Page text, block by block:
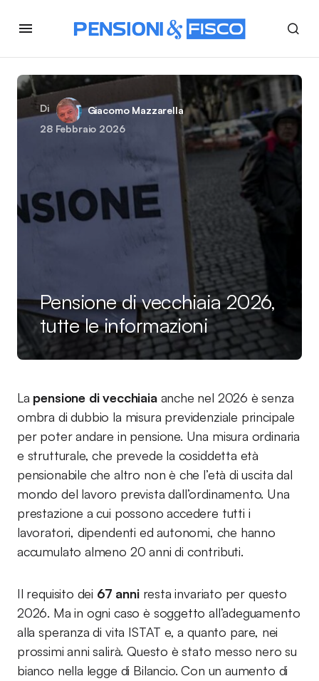
Di
Giacomo Mazzarella
28 Febbraio 2026
Pensione di vecchiaia 2026,
tutte le informazioni
La pensione di vecchiaiaanche nel 2026 è senza
ombra di dubbio la misura previdenziale principale
per poter andare in pensione. Una misura ordinaria
e strutturale, che prevede la cosiddetta età
pensionabile che altro non è che l’età di uscita dal
mondo del lavoro prevista dall’ordinamento. Una
prestazione a cui possono accedere tutti i
lavoratori, dipendenti ed autonomi, che hanno
accumulato almeno 20 anni di contributi.
Il requisito dei 67 anniresta invariato per questo
2026. Ma in ogni caso è soggetto all’adeguamento
alla speranza di vita ISTAT e, a quanto pare, nei
prossimi anni salirà. Questo è stato messo nero su
bianco nella legge di Bilancio. Con un aumento di